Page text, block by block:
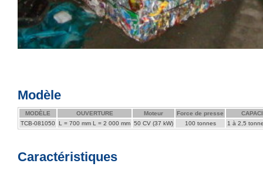
Modèle
MODÈLE OUVERTURE Moteur Force de presse
TCB-081050 L = 700 mm L = 2 000 mm 50 CV (37 kW) 100 tonnes 1 à 2,5
Caractéristiques